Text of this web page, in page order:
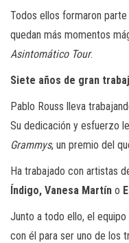
Todos ellos formaron
quedan más momentos
Asintomático Tour.
Siete años de gran
Pablo Rouss lleva
Su dedicación y esfuerzo
Grammys, un premio del
Ha trabajado con artistas
Índigo, Vanesa Martín o
Junto a todo ello, el equipo
con él para ser uno de los